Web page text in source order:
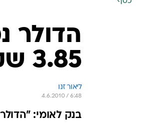
הדולר
3.85 שקל
ליאור זנו
4.6.2010 / 6:48
בנק לאומי: